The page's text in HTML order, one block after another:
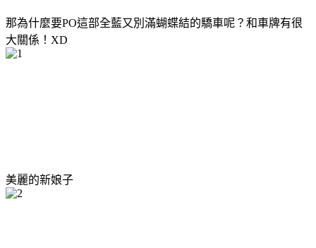
那為什麼要PO這部全藍又別滿蝴蝶結的驕車呢？和車牌有很
大關係！XD
美麗的新娘子